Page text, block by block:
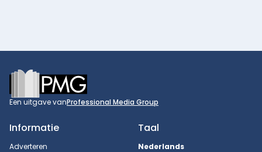
Footer
Een uitgave vanProfessional Media Group
Informatie
Adverteren
Taal
Nederlands